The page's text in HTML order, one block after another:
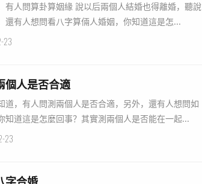
人問算卦算姻緣 說以后兩個人結婚也得離婚，聽說
還有人想問看八字算倆人婚姻，你知道這是怎...
23
個人是否合適
，有人問測兩個人是否合適，另外，還有人想問如
道這是怎麼回事？其實測兩個人是否能在一起...
23